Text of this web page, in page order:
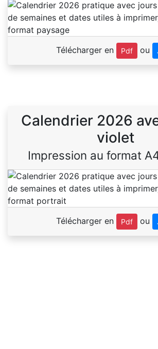
Télécharger en Pdf ou
Calendrier 2026
violet
Impression au format
Télécharger en Pdf ou